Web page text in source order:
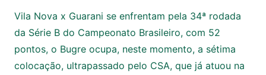
Vila Nova x Guarani se enfrentam pela 34ª rodada
da Série B do Campeonato Brasileiro, com 52
pontos, o Bugre ocupa, neste momento, a sétima
colocação, ultrapassado pelo CSA, que já atuou na